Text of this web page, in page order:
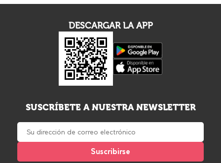
DESCARGAR LA APP
SUSCRÍBETE A NUESTRA NEWSLETTER